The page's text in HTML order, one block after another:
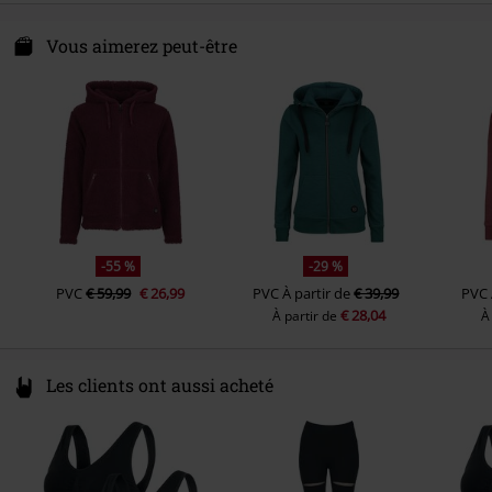
Longueur des manches
Hoodies
Poids/Grammage des sweats à
Sweat à capuche basique (environ
260 g/m²)
Darmer Esch 70 a
www.emp.de
Vous aimerez peut-être
-55 %
PVC€ 59,99 € 26,99
-29 %
PVCÀ partir de€ 39,99
À partir de € 28,04
PVC
Les clients ont aussi acheté